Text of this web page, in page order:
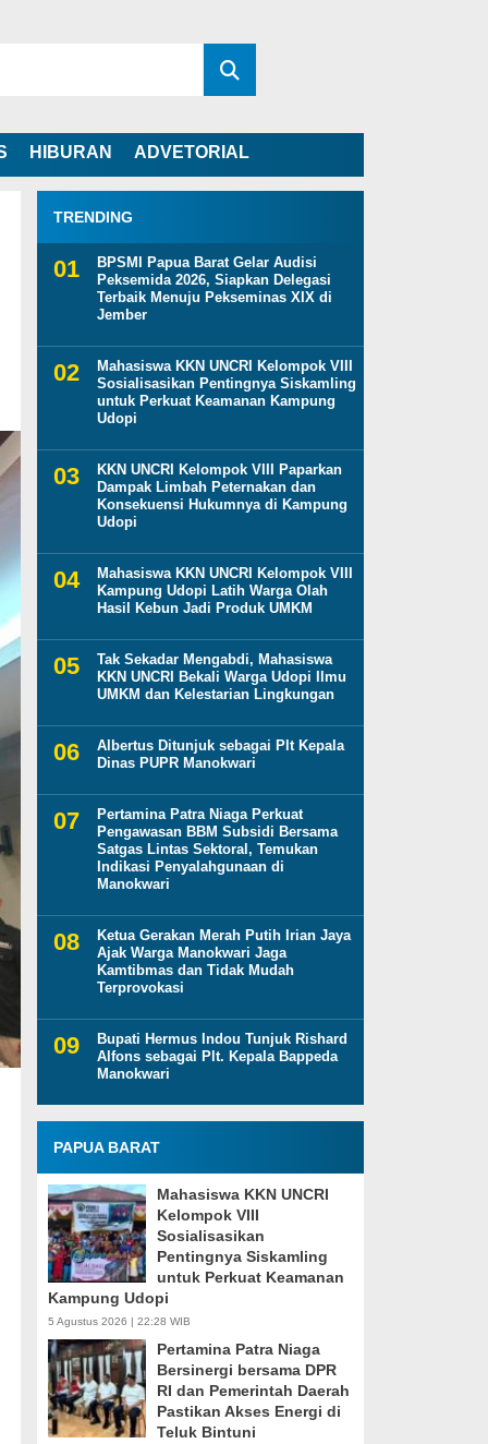
HIBURAN ADVETORIAL
TRENDING
BPSMI Papua Barat Gelar Audisi
Peksemida 2026, Siapkan Delegasi
Terbaik Menuju Pekseminas XIX di
Jember
Mahasiswa KKN UNCRI Kelompok VIII
Sosialisasikan Pentingnya Siskamling
untuk Perkuat Keamanan Kampung
Udopi
KKN UNCRI Kelompok VIII Paparkan
Dampak Limbah Peternakan dan
Konsekuensi Hukumnya di Kampung
Udopi
Mahasiswa KKN UNCRI Kelompok VIII
Kampung Udopi Latih Warga Olah
Hasil Kebun Jadi Produk UMKM
Tak Sekadar Mengabdi, Mahasiswa
KKN UNCRI Bekali Warga Udopi Ilmu
UMKM dan Kelestarian Lingkungan
Albertus Ditunjuk sebagai Plt Kepala
Dinas PUPR Manokwari
Pertamina Patra Niaga Perkuat
Pengawasan BBM Subsidi Bersama
Satgas Lintas Sektoral, Temukan
Indikasi Penyalahgunaan di
Manokwari
Ketua Gerakan Merah Putih Irian Jaya
Ajak Warga Manokwari Jaga
Kamtibmas dan Tidak Mudah
Terprovokasi
Bupati Hermus Indou Tunjuk Rishard
Alfons sebagai Plt. Kepala Bappeda
Manokwari
PAPUA BARAT
Mahasiswa KKN UNCRI
Kelompok VIII
Sosialisasikan
Pentingnya Siskamling
untuk Perkuat Keamanan
Kampung Udopi
5 Agustus 2026 | 22:28 WIB
Pertamina Patra Niaga
Bersinergi bersama DPR
RI dan Pemerintah Daerah
Pastikan Akses Energi di
Teluk Bintuni